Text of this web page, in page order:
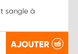
sangle à
AJOUTER